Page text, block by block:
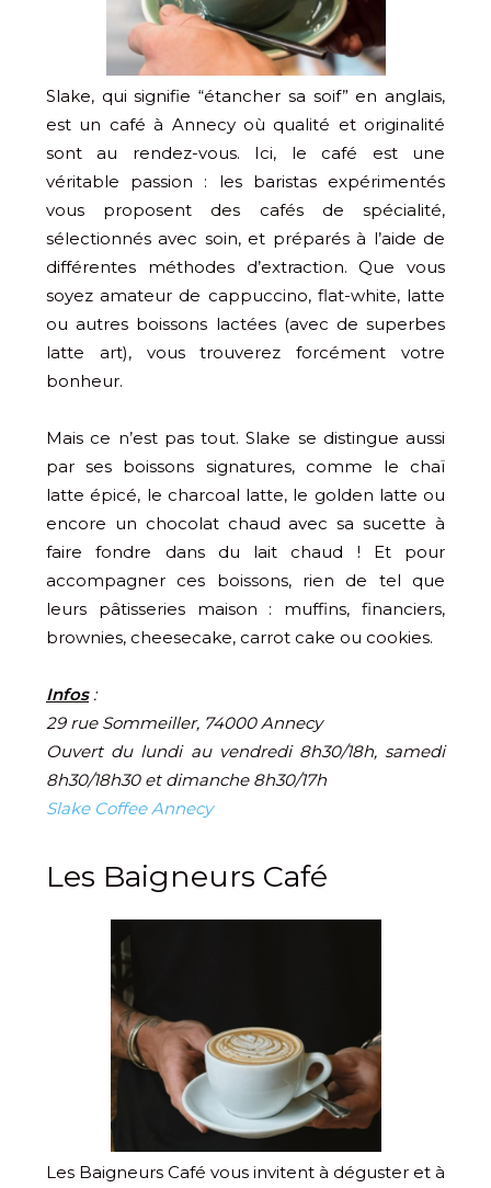
Slake, qui signifie “étancher sa soif” en anglais,
est un café à Annecy où qualité et originalité
sont au rendez-vous. Ici, le café est une
véritable passion : les baristas expérimentés
vous proposent des cafés de spécialité,
sélectionnés avec soin, et préparés à l’aide de
différentes méthodes d’extraction. Que vous
soyez amateur de cappuccino, flat-white, latte
ou autres boissons lactées (avec de superbes
latte art), vous trouverez forcément votre
bonheur.
Mais ce n’est pas tout. Slake se distingue aussi
par ses boissons signatures, comme le chaï
latte épicé, le charcoal latte, le golden latte ou
encore un chocolat chaud avec sa sucette à
faire fondre dans du lait chaud ! Et pour
accompagner ces boissons, rien de tel que
leurs pâtisseries maison : muffins, financiers,
brownies, cheesecake, carrot cake ou cookies.
Infos:
29 rue Sommeiller, 74000 Annecy
Ouvert du lundi au vendredi 8h30/18h, samedi
8h30/18h30 et dimanche 8h30/17h
Slake Coffee Annecy
Les Baigneurs Café
Les Baigneurs Café vous invitent à déguster et à